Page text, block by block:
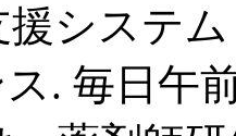
システ
. 毎日午